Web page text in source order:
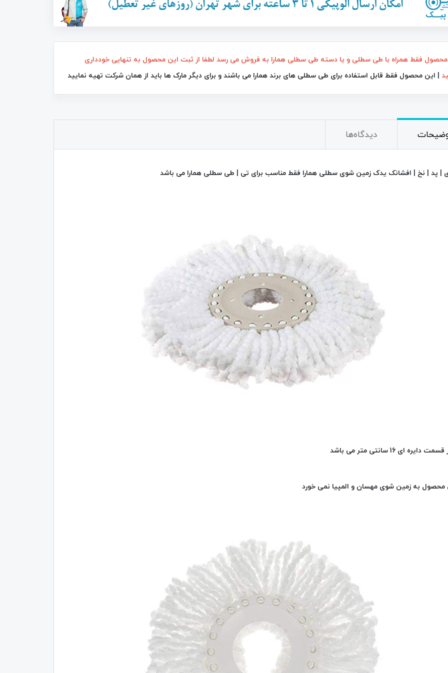
790,000
34٪
فقط همراه با طی سطلی و یا دسته طی سطلی همارا به فروش می رسد لطفا از ثبت این محصول به تنهایی خودداری
| این محصول فقط قابل استفاده برای طی سطلی های برند همارا می باشند و برای دیگر مارک ها باید از همان شرکت تهیه نمایید
دیدگاه‌ها
| پد | نخ | افشانک یدک زمین شوی سطلی همارا فقط مناسب برای تی | طی سطلی همارا می باشد
دایره ای 16 سانتی متر می باشد
محصول به زمین شوی مهسان و المپیا نمی خورد